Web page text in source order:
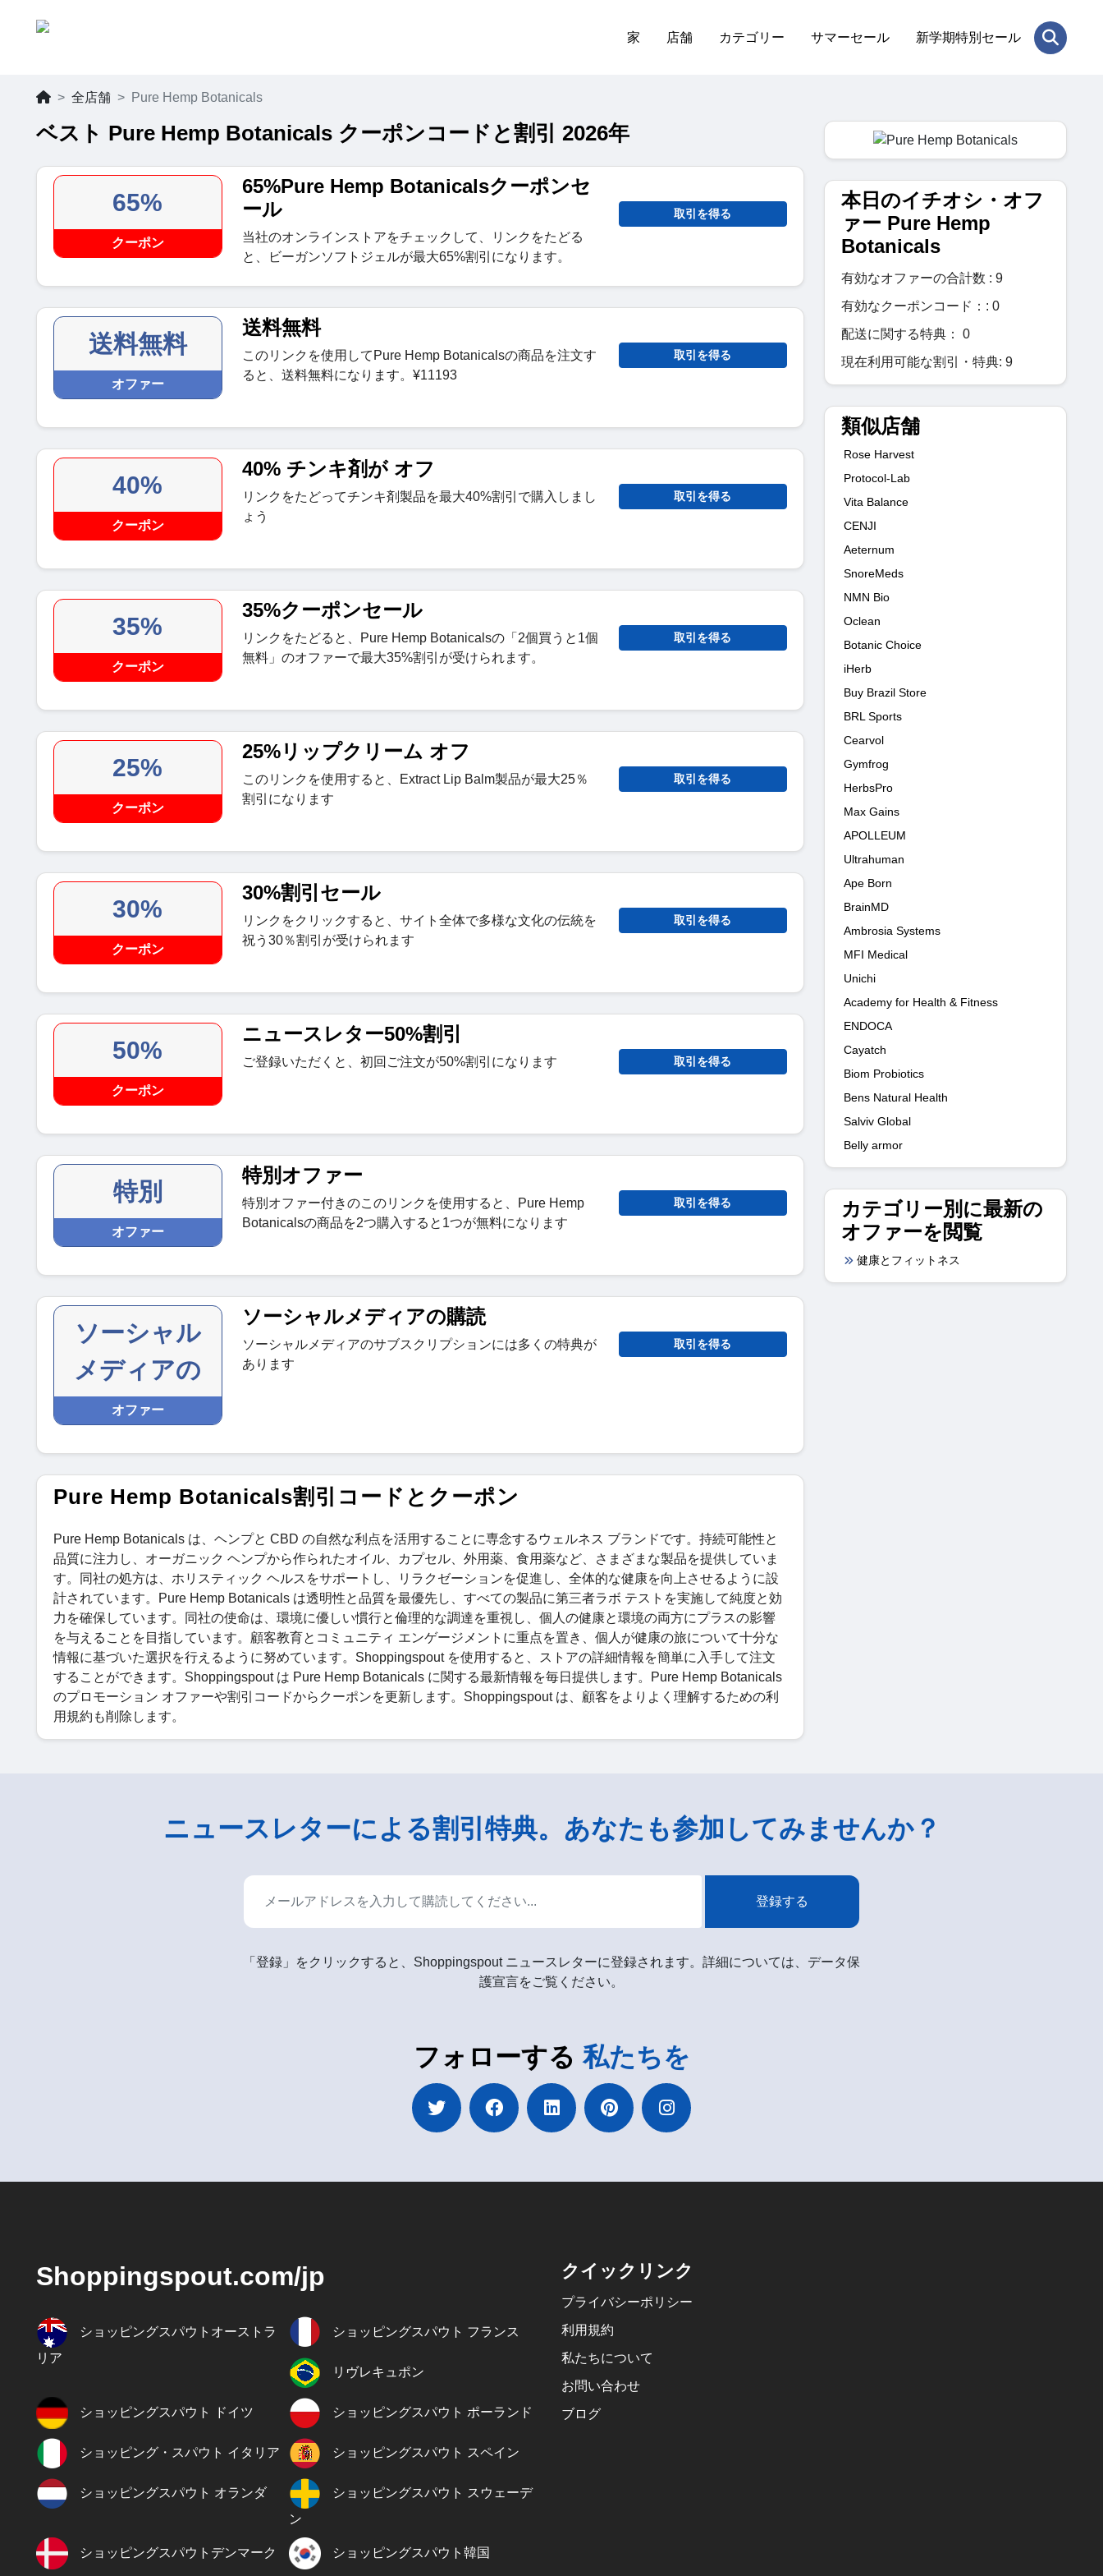
家 店舗 カテゴリー サマーセール 新学期特別セール
全店舗 Pure Hemp Botanicals
ベスト Pure Hemp Botanicals クーポンコードと割引 2026年
65%
クーポン
65%Pure Hemp Botanicalsクーポンセ
ール
当社のオンラインストアをチェックして、リンクをたどる
と、ビーガンソフトジェルが最大65%割引になります。
取引を得る
送料無料
オファー
送料無料
このリンクを使用してPure Hemp Botanicalsの商品を注文す
ると、送料無料になります。¥11193
取引を得る
40%
クーポン
40% チンキ剤が オフ
リンクをたどってチンキ剤製品を最大40%割引で購入しまし
ょう
取引を得る
35%
クーポン
35%クーポンセール
リンクをたどると、Pure Hemp Botanicalsの「2個買うと1個
無料」のオファーで最大35%割引が受けられます。
取引を得る
25%
クーポン
25%リップクリーム オフ
このリンクを使用すると、Extract Lip Balm製品が最大25％
割引になります
取引を得る
30%
クーポン
30%割引セール
リンクをクリックすると、サイト全体で多様な文化の伝統を
祝う30％割引が受けられます
取引を得る
50%
クーポン
ニュースレター50%割引
ご登録いただくと、初回ご注文が50%割引になります 取引を得る
特別
オファー
特別オファー
特別オファー付きのこのリンクを使用すると、Pure Hemp
Botanicalsの商品を2つ購入すると1つが無料になります
取引を得る
ソーシャル
メディアの
オファー
ソーシャルメディアの購読
ソーシャルメディアのサブスクリプションには多くの特典が
あります
取引を得る
Pure Hemp Botanicals割引コードとクーポン
Pure Hemp Botanicals は、ヘンプと CBD の自然な利点を活用することに専念するウェルネス ブランドです。持続可能性と
品質に注力し、オーガニック ヘンプから作られたオイル、カプセル、外用薬、食用薬など、さまざまな製品を提供していま
す。同社の処方は、ホリスティック ヘルスをサポートし、リラクゼーションを促進し、全体的な健康を向上させるように設
計されています。Pure Hemp Botanicals は透明性と品質を最優先し、すべての製品に第三者ラボ テストを実施して純度と効
力を確保しています。同社の使命は、環境に優しい慣行と倫理的な調達を重視し、個人の健康と環境の両方にプラスの影響
を与えることを目指しています。顧客教育とコミュニティ エンゲージメントに重点を置き、個人が健康の旅について十分な
情報に基づいた選択を行えるように努めています。Shoppingspout を使用すると、ストアの詳細情報を簡単に入手して注文
することができます。Shoppingspout は Pure Hemp Botanicals に関する最新情報を毎日提供します。Pure Hemp Botanicals
のプロモーション オファーや割引コードからクーポンを更新します。Shoppingspout は、顧客をよりよく理解するための利
用規約も削除します。
本日のイチオシ・オフ
ァー Pure Hemp
Botanicals
有効なオファーの合計数 : 9
有効なクーポンコード：: 0
配送に関する特典： 0
現在利用可能な割引・特典: 9
類似店舗
Rose Harvest
Protocol-Lab
Vita Balance
CENJI
Aeternum
SnoreMeds
NMN Bio
Oclean
Botanic Choice
iHerb
Buy Brazil Store
BRL Sports
Cearvol
Gymfrog
HerbsPro
Max Gains
APOLLEUM
Ultrahuman
Ape Born
BrainMD
Ambrosia Systems
MFI Medical
Unichi
Academy for Health & Fitness
ENDOCA
Cayatch
Biom Probiotics
Bens Natural Health
Salviv Global
Belly armor
カテゴリー別に最新の
オファーを閲覧
健康とフィットネス
ニュースレターによる割引特典。あなたも参加してみませんか？
登録する
「登録」をクリックすると、Shoppingspout ニュースレターに登録されます。詳細については、データ保
護宣言をご覧ください。
フォローする私たちを
Shoppingspout.com/jp
ショッピングスパウトオーストラ
リア
ショッピングスパウト フランス
リヴレキュポン
ショッピングスパウト ドイツ ショッピングスパウト ポーランド
ショッピング・スパウト イタリア ショッピングスパウト スペイン
ショッピングスパウト オランダ
ショッピングスパウト スウェーデ
ン
ショッピングスパウトデンマーク ショッピングスパウト韓国
クイックリンク
プライバシーポリシー
利用規約
私たちについて
お問い合わせ
ブログ